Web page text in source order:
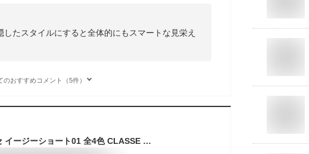
たスタイルにすると全体的にもスマートな見栄え
のおすすめコメント（5件）
【送料無料】クラッセ イージーショート01 全4色 CLASSE 人工頭皮 レディース メンズ ユニセックス 男性 男装 ブラック 黒髪 金髪 シルバー 銀髪 グレー 灰 ショート コスプレ V系 ストレート カール